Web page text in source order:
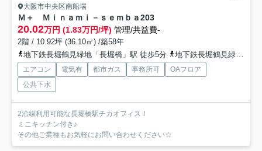
大阪市中央区南船場
Ｍ＋ Ｍｉｎａｍｉ－ｓｅｍｂａ203
20.02万円 (1.83万円/坪) 管理/共益費-
2階 / 10.92坪 (36.10㎡) /築58年
地下鉄長堀鶴見緑地「長堀橋」駅 徒歩5分
地下鉄長堀鶴見緑地「松屋町」駅 徒歩8分
エアコン 電気有 都市ガス 事務所可
OAフロア
公共下水
2沿線利用可能な長堀橋駅チカオフィス！
ミニキッチン付き♪
その他ご業種もお気軽にお問い合わせください☆